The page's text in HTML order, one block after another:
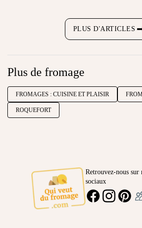
PLUS D'ARTICLES
Plus de fromage
FROMAGES : CUISINE ET PLAISIR
ROQUEFORT
Retrouvez-nous sur
sociaux
FACEBOOKINSTAGRAMPINTEREST